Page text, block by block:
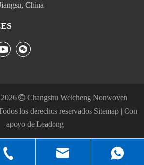
China
2026 Changshu Weicheng Nonwoven
los derechos reservados Sitemap | Con
apoyo de Leadong